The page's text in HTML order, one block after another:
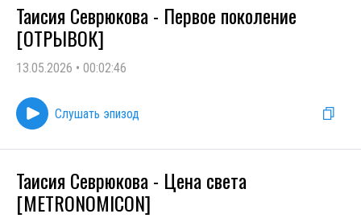
Таисия Севрюкова - Первое поколение
[ОТРЫВОК]
13.05.2026 • 00:02:46
Слушать эпизод
Таисия Севрюкова - Цена света
[METRONOMICON]